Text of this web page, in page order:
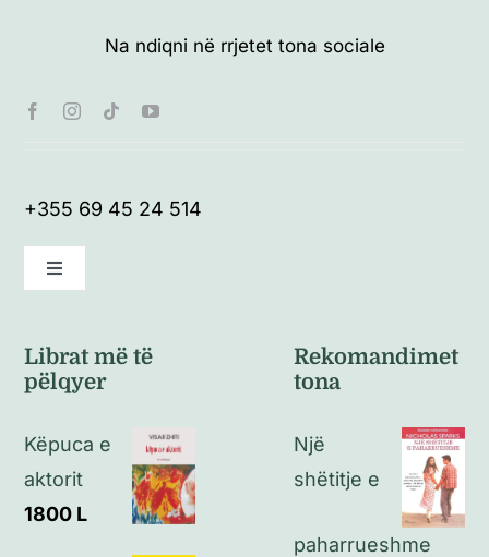
Na ndiqni në rrjetet tona sociale
+355 69 45 24 514
Toggle
Politikat e kthimeve
Politikat e privatësisë
Kontakt
Librat më të
pëlqyer
Këpuca e
aktorit
1800 L
Rekomandimet
tona
Një
shëtitje e
paharrueshme